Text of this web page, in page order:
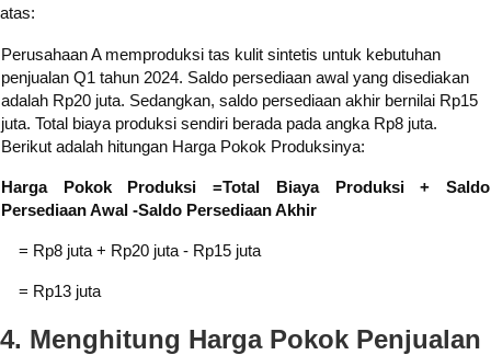
atas:
Perusahaan A memproduksi tas kulit sintetis untuk kebutuhan
penjualan Q1 tahun 2024. Saldo persediaan awal yang disediakan
adalah Rp20 juta. Sedangkan, saldo persediaan akhir bernilai Rp15
juta. Total biaya produksi sendiri berada pada angka Rp8 juta.
Berikut adalah hitungan Harga Pokok Produksinya:
Harga Pokok Produksi =Total Biaya Produksi + Saldo
Persediaan Awal -Saldo Persediaan Akhir
= Rp8 juta + Rp20 juta - Rp15 juta
= Rp13 juta
4. Menghitung Harga Pokok Penjualan